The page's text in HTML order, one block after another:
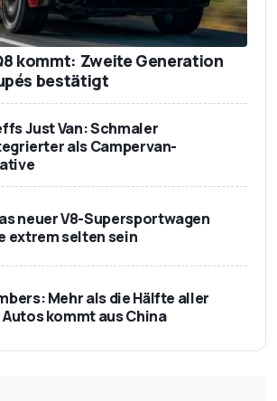
kommt: Zweite Generation
bestätigt
Just Van: Schmaler
als Campervan-
neuer V8-Supersportwagen
extrem selten sein
Mehr als die Hälfte aller
Autos kommt aus China